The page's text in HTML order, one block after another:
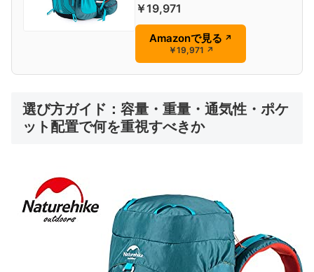
￥19,971
Amazonで見る ↗
￥19,971 ↗
選び方ガイド：容量・重量・通気性・ポケ
ット配置で何を重視すべきか